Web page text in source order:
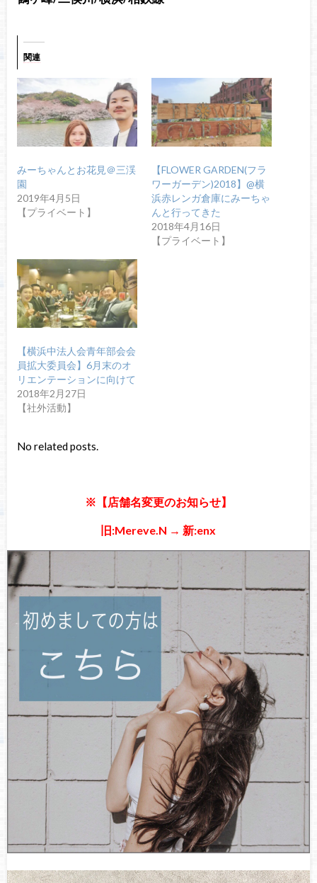
関連
みーちゃんとお花見＠三渓
園
2019年4月5日
【プライベート】
【FLOWER GARDEN(フラ
ワーガーデン)2018】@横
浜赤レンガ倉庫にみーちゃ
んと行ってきた
2018年4月16日
【プライベート】
【横浜中法人会青年部会会
員拡大委員会】6月末のオ
リエンテーションに向けて
2018年2月27日
【社外活動】
No related posts.
※【店舗名変更のお知らせ】
旧:Mereve.N → 新:enx